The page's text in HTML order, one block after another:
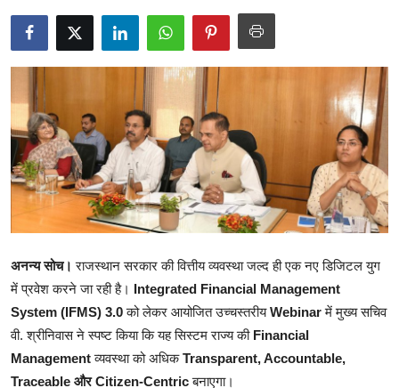
मनोरंजन
शिक्षा
राजस्थान
ट्रेंडिंग
Hindi
अनन्य सोच।राजस्थान सरकार की वित्तीय व्यवस्था जल्द ही एक नए डिजिटल युग
में प्रवेश करने जा रही है। Integrated Financial Management
System (IFMS) 3.0को लेकर आयोजित उच्चस्तरीयWebinarमें मुख्य सचिव
वी. श्रीनिवास ने स्पष्ट किया कि यह सिस्टम राज्य की Financial
Managementव्यवस्था को अधिकTransparent, Accountable,
Traceable और Citizen-Centricबनाएगा।